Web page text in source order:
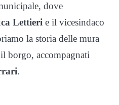
dove
Lettieri e il vicesindaco
la storia delle mura
borgo, accompagnati
.